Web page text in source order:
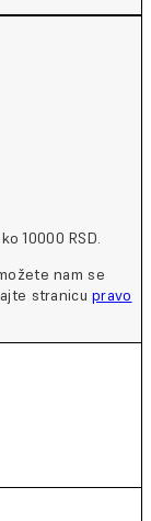
10000 RSD.
nam se
stranicupravo